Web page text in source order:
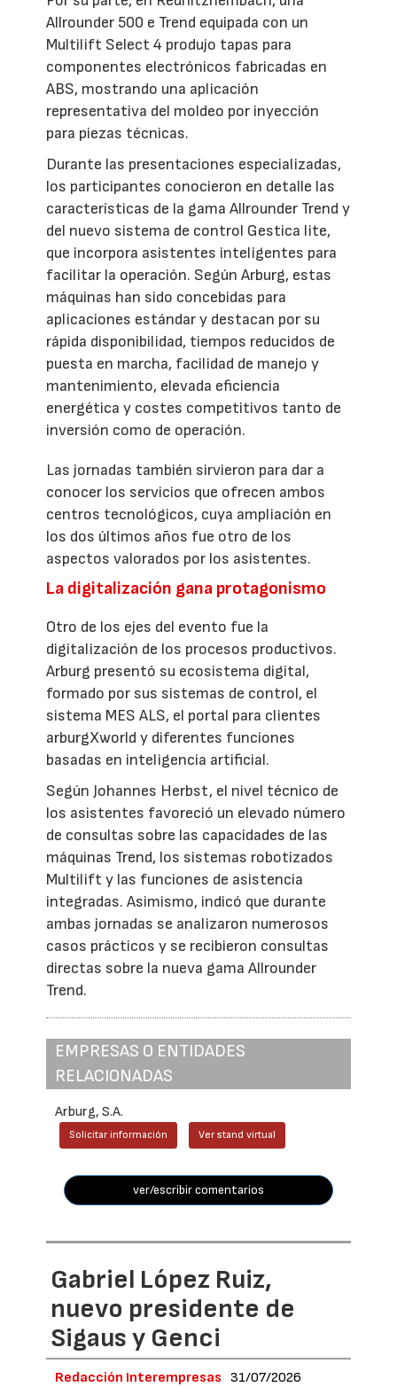
Allrounder 500 e Trend equipada con un
Multilift Select 4 produjo tapas para
componentes electrónicos fabricadas en
ABS, mostrando una aplicación
representativa del moldeo por inyección
para piezas técnicas.
Durante las presentaciones especializadas,
los participantes conocieron en detalle las
características de la gama Allrounder Trend y
del nuevo sistema de control Gestica lite,
que incorpora asistentes inteligentes para
facilitar la operación. Según Arburg, estas
máquinas han sido concebidas para
aplicaciones estándar y destacan por su
rápida disponibilidad, tiempos reducidos de
puesta en marcha, facilidad de manejo y
mantenimiento, elevada eficiencia
energética y costes competitivos tanto de
inversión como de operación.
Las jornadas también sirvieron para dar a
conocer los servicios que ofrecen ambos
centros tecnológicos, cuya ampliación en
los dos últimos años fue otro de los
aspectos valorados por los asistentes.
La digitalización gana protagonismo
Otro de los ejes del evento fue la
digitalización de los procesos productivos.
Arburg presentó su ecosistema digital,
formado por sus sistemas de control, el
sistema MES ALS, el portal para clientes
arburgXworld y diferentes funciones
basadas en inteligencia artificial.
Según Johannes Herbst, el nivel técnico de
los asistentes favoreció un elevado número
de consultas sobre las capacidades de las
máquinas Trend, los sistemas robotizados
Multilift y las funciones de asistencia
integradas. Asimismo, indicó que durante
ambas jornadas se analizaron numerosos
casos prácticos y se recibieron consultas
directas sobre la nueva gama Allrounder
Trend.
EMPRESAS O ENTIDADES
RELACIONADAS
Arburg, S.A.
Solicitar información Ver stand virtual
ver/escribir comentarios
Gabriel López Ruiz,
nuevo presidente de
Sigaus y Genci
Redacción Interempresas 31/07/2026